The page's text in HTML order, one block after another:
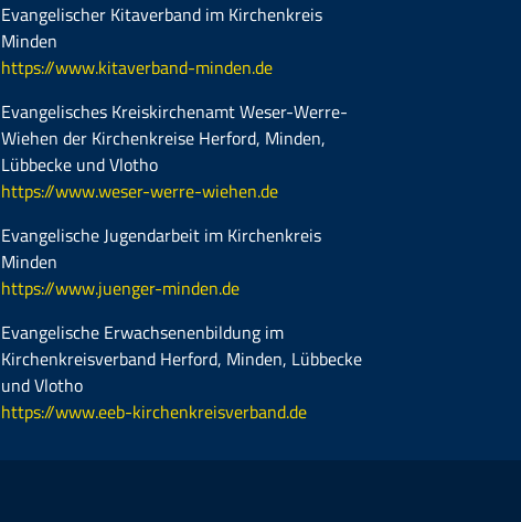
Evangelischer Kitaverband im Kirchenkreis
Minden
https://www.kitaverband-minden.de
Evangelisches Kreiskirchenamt Weser-Werre-
Wiehen der Kirchenkreise Herford, Minden,
Lübbecke und Vlotho
https://www.weser-werre-wiehen.de
Evangelische Jugendarbeit im Kirchenkreis
Minden
https://www.juenger-minden.de
Evangelische Erwachsenenbildung im
Kirchenkreisverband Herford, Minden, Lübbecke
und Vlotho
https://www.eeb-kirchenkreisverband.de